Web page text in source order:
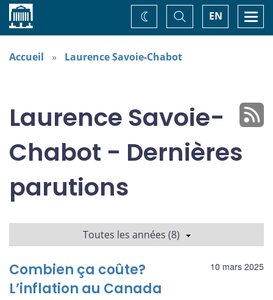
Accueil EN
Basculer
la
recherche
Changez
de
thème
Accueil Laurence Savoie-Chabot
Laurence Savoie-
Chabot - Dernières
parutions
Toutes les années (8)
10 mars 2025
Combien ça coûte?
L’inflation au Canada